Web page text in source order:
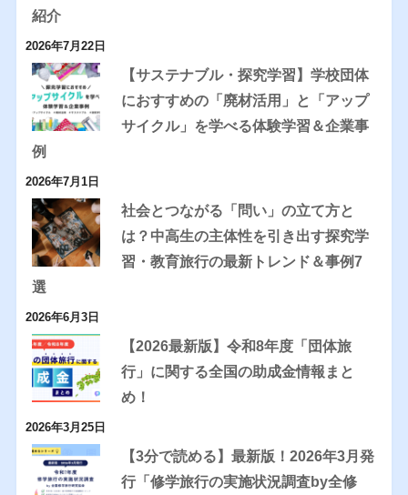
紹介
2026年7月22日
【サステナブル・探究学習】学校団体
におすすめの「廃材活用」と「アップ
サイクル」を学べる体験学習＆企業事
例
2026年7月1日
社会とつながる「問い」の立て方と
は？中高生の主体性を引き出す探究学
習・教育旅行の最新トレンド＆事例7
選
2026年6月3日
【2026最新版】令和8年度「団体旅
行」に関する全国の助成金情報まと
め！
2026年3月25日
【3分で読める】最新版！2026年3月発
行「修学旅行の実施状況調査by全修